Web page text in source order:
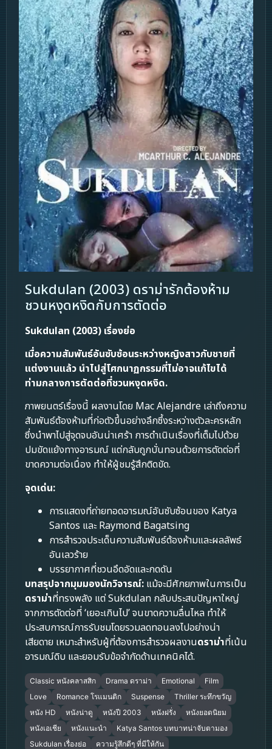
Sukdulan (2003) ดราม่ารักต้องห้าม
ชวนหงุดหงิดกับการตัดต่อ
Sukdulan (2003) เรื่องย่อ
เมื่อความสัมพันธ์อันซับซ้อนระหว่างหญิงสาวกับชายที่
แต่งงานแล้ว นำไปสู่โศกนาฏกรรมที่ไม่อาจแก้ไขได้
ท่ามกลางการตัดต่อที่ชวนหงุดหงิด.
ภาพยนตร์เรื่องนี้ ผลงานโดย Mac Alejandre เล่าถึงความ
สัมพันธ์ต้องห้ามที่ก่อตัวขึ้นอย่างลึกซึ้งระหว่างตัวละครหลัก
ซึ่งนำพาไปสู่จุดจบอันน่าเศร้า การดำเนินเรื่องที่เต็มไปด้วย
ปมขัดแย้งทางอารมณ์ แต่กลับถูกบั่นทอนด้วยการตัดต่อที่
ขาดความต่อเนื่อง ทำให้ผู้ชมรู้สึกติดขัด.
จุดเด่น:
การแสดงที่ถ่ายทอดอารมณ์อันซับซ้อนของ Katya
Santos และ Raymond Bagatsing
การสำรวจประเด็นความสัมพันธ์ต้องห้ามและผลลัพธ์
อันเลวร้าย
บรรยากาศที่ชวนอึดอัดและกดดัน
บทสรุปจากมุมมองนักวิจารณ์: แม้จะมีศักยภาพในการเป็น
ดราม่าที่ทรงพลัง แต่ Sukdulan กลับประสบปัญหาใหญ่
จากการตัดต่อที่ ‘เยอะเกินไป’ จนขาดความลื่นไหล ทำให้
ประสบการณ์การรับชมโดยรวมลดทอนลงไปอย่างน่า
เสียดาย เหมาะสำหรับผู้ที่ต้องการสำรวจผลงานดราม่าที่เน้น
อารมณ์ดิบ และยอมรับข้อจำกัดด้านเทคนิคได้.
Classic หนังคลาสสิก Drama ดราม่า Emotional
Film
Love
Romance โรแมนติก Suspense
Thriller ระทึกขวัญ
หนัง HD
หนังน่าดู หนังปี 2003 หนังฝรั่ง
หนังยอดนิยม
หนังเอเชีย
หนังแนะนำ
Katya Santos บทบาทน่าจับตามอง
Sukdulan เรื่องย่อ
ความรู้สึกดีๆ ที่มีให้กัน